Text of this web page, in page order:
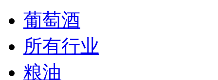
葡萄酒
所有行业
粮油